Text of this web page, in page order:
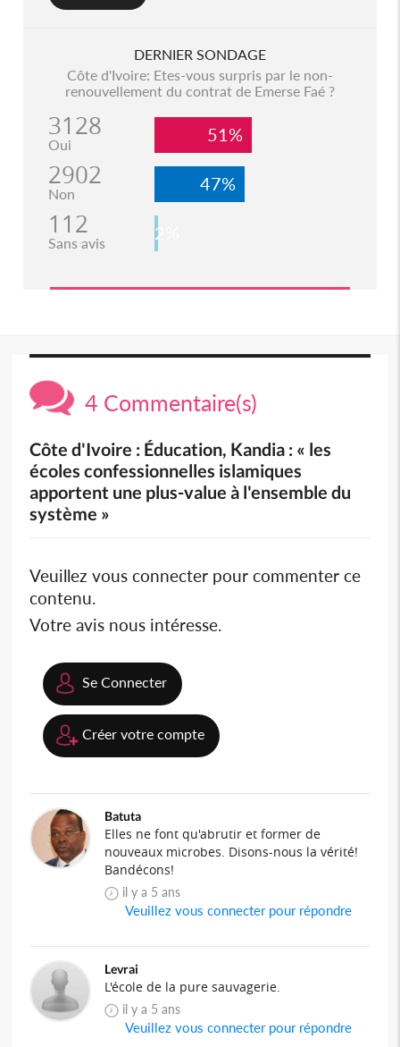
DERNIER SONDAGE
Côte d'Ivoire: Etes-vous surpris par le non-
renouvellement du contrat de Emerse Faé ?
3128
Oui 51%
2902
Non 47%
112
Sans avis 2%
4 Commentaire(s)
Côte d'Ivoire : Éducation, Kandia : « les
écoles confessionnelles islamiques
apportent une plus-value à l'ensemble du
système »
Veuillez vous connecter pour commenter ce
contenu.
Votre avis nous intéresse.
Se Connecter
Créer votre compte
Batuta
Elles ne font qu'abrutir et former de
nouveaux microbes. Disons-nous la vérité!
Bandécons!
il y a 5 ans
Veuillez vous connecter pour répondre
Levrai
L'école de la pure sauvagerie.
il y a 5 ans
Veuillez vous connecter pour répondre